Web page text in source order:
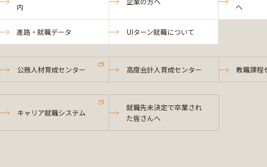
内
へ
進路・就職データ UIターン就職について
公務人材育成センター 高度会計人育成センター 教職課程
キャリア就職システム
就職先未決定で卒業され
た皆さんへ